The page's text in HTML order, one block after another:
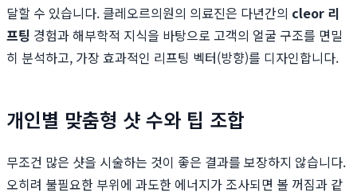
달할 수 있습니다. 클레오르의원의 의료진은 다년간의 cleor 리
프팅 경험과 해부학적 지식을 바탕으로 고객의 얼굴 구조를 면밀
히 분석하고, 가장 효과적인 리프팅 벡터(방향)를 디자인합니다.
개인별 맞춤형 샷 수와 팁 조합
무조건 많은 샷을 시술하는 것이 좋은 결과를 보장하지 않습니다.
오히려 불필요한 부위에 과도한 에너지가 조사되면 볼 꺼짐과 같